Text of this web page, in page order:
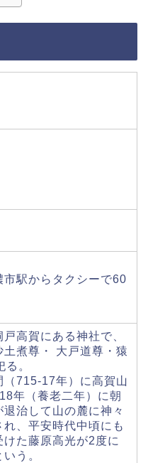
駅からタクシーで60
高賀にある神社で、
煮尊・ 大戸道尊・猿
。
715-17年）に高賀山
年（養老二年）に朝
治して山の麓に神々
、平安時代中頃にも
た藤原高光が2度に
う。